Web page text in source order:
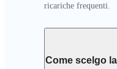
ricariche frequenti.
Come scelgo